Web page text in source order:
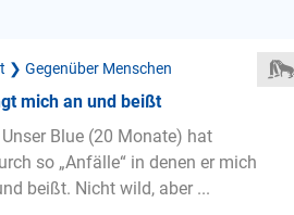
❯ Gegenüber Menschen
mich an und beißt
Blue (20 Monate) hat
so „Anfälle“ in denen er mich
beißt. Nicht wild, aber ...